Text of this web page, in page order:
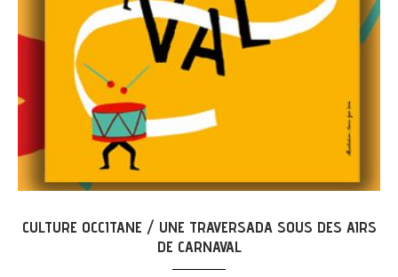
CULTURE OCCITANE / UNE TRAVERSADA SOUS DES AIRS
DE CARNAVAL